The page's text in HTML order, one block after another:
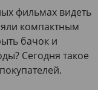
фильмах видеть
компактным
бачок и
Сегодня такое